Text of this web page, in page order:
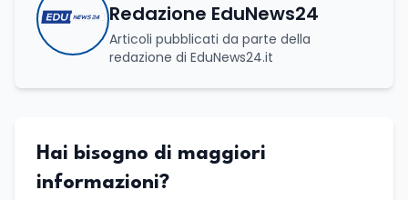
Redazione EduNews24
Articoli pubblicati da parte della
redazione di EduNews24.it
Hai bisogno di maggiori
informazioni?